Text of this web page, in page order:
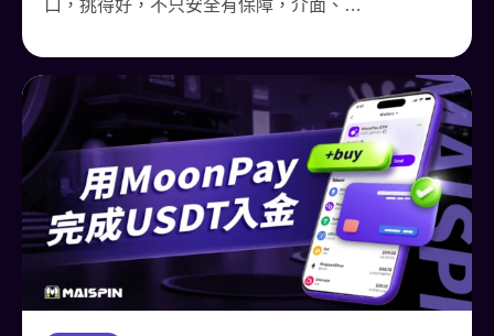
口，挑得好，不只安全有保障，介面、…